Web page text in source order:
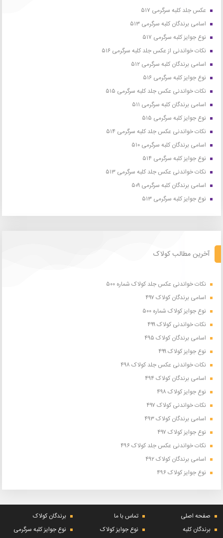
عکس جلد کلبه سرگرمی ۵۱۷
اسامی برندگان کلبه سرگرمی ۵۱۳
نوع جوایز کلبه سرگرمی ۵۱۷
نکات خواندنی از عکس جلد کلبه سرگرمی ۵۱۶
اسامی برندگان کلبه سرگرمی ۵۱۲
نوع جوایز کلبه سرگرمی ۵۱۶
نکات خواندنی عکس جلد کلبه سرگرمی ۵۱۵
اسامی برندگان کلبه سرگرمی ۵۱۱
نوع جوایز کلبه سرگرمی ۵۱۵
نکات خواندنی عکس جلد کلبه سرگرمی ۵۱۴
اسامی برندگان کلبه سرگرمی ۵۱۰
نوع جوایز کلبه سرگرمی ۵۱۴
نکات خواندنی عکس جلد کلبه سرگرمی ۵۱۳
اسامی برندگان کلبه سرگرمی ۵۰۹
نوع جوایز کلبه سرگرمی ۵۱۳
آخرین مطالب کولاک
نکات خواندنی عکس جلد کولاک شماره ۵۰۰
اسامی برندگان کولاک ۴۹۷
نوع جوایز کولاک شماره ۵۰۰
نکات خواندنی کولاک ۴۹۹
اسامی برندگان کولاک ۴۹۵
نوع جوایز کولاک ۴۹۹
نکات خواندنی عکس جلد کولاک ۴۹۸
اسامی برندگان کولاک ۴۹۴
نوع جوایز کولاک ۴۹۸
نکات خواندنی کولاک ۴۹۷
اسامی برندگان کولاک ۴۹۳
نوع جوایز کولاک ۴۹۷
نکات خواندنی عکس جلد کولاک ۴۹۶
اسامی برندگان کولاک ۴۹۲
نوع جوایز کولاک ۴۹۶
صفحه اصلی تماس با ما
برندگان کولاک
برندگان کلبه
نوع جوایز کولاک نوع جوایز کلبه سرگرمی